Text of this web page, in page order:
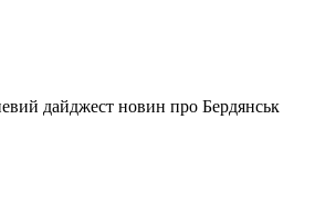
дайджест новин про Бердянськ